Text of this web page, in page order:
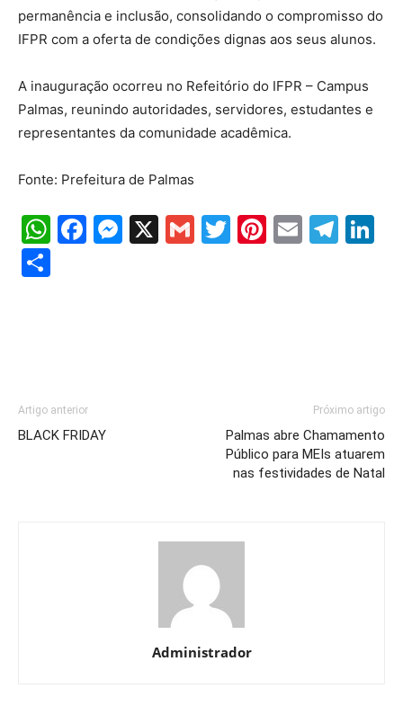
permanência e inclusão, consolidando o compromisso do
IFPR com a oferta de condições dignas aos seus alunos.
A inauguração ocorreu no Refeitório do IFPR – Campus
Palmas, reunindo autoridades, servidores, estudantes e
representantes da comunidade acadêmica.
Fonte: Prefeitura de Palmas
WhatsApp
Facebook
Messenger
X GmailTwitter
Pinterest
Email
Artigo anterior
BLACK FRIDAY
Próximo artigo
Palmas abre Chamamento
Público para MEIs atuarem
nas festividades de Natal
Administrador